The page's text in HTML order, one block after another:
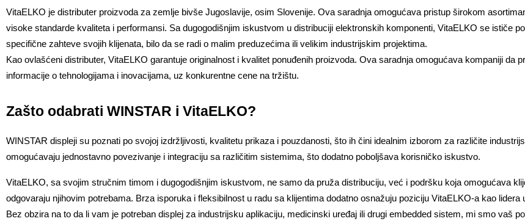
VitaELKO je distributer proizvoda za zemlje bivše Jugoslavije, osim Slovenije. Ova saradnja omogućava pristup širokom
visoke standarde kvaliteta i performansi. Sa dugogodišnjim iskustvom u distribuciji elektronskih komponenti, VitaELKO se ističe
specifične zahteve svojih klijenata, bilo da se radi o malim preduzećima ili velikim industrijskim projektima.
Kao ovlašćeni distributer, VitaELKO garantuje originalnost i kvalitet ponuđenih proizvoda. Ova saradnja omogućava kompaniji da
informacije o tehnologijama i inovacijama, uz konkurentne cene na tržištu.
Zašto odabrati WINSTAR i VitaELKO?
WINSTAR displeji su poznati po svojoj izdržljivosti, kvalitetu prikaza i pouzdanosti, što ih čini idealnim izborom za različite
omogućavaju jednostavno povezivanje i integraciju sa različitim sistemima, što dodatno poboljšava korisničko iskustvo.
VitaELKO, sa svojim stručnim timom i dugogodišnjim iskustvom, ne samo da pruža distribuciju, već i podršku koja omogućava
odgovaraju njihovim potrebama. Brza isporuka i fleksibilnost u radu sa klijentima dodatno osnažuju poziciju VitaELKO-a kao lidera
Bez obzira na to da li vam je potreban displej za industrijsku aplikaciju, medicinski uređaj ili drugi embedded sistem, mi smo vaš